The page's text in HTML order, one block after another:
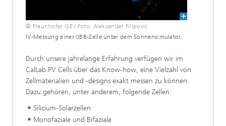
© Fraunhofer ISE / Foto: Aleksander Filipovic
IV-Messung einer 0BB-Zelle unter dem Sonnensimulator.
Durch unsere jahrelange Erfahrung verfügen wir im
CalLab PV Cells über das Know-how, eine Vielzahl von
Zellmaterialien und -designs exakt messen zu können.
Dazu gehören, unter anderem, folgende Zellen:
Silicium-Solarzellen
Monofaziale und Bifaziale